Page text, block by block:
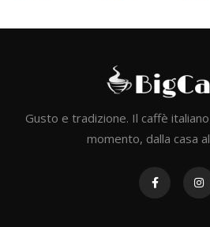
Gusto e tradizione. Il caffè
momento, dalla casa